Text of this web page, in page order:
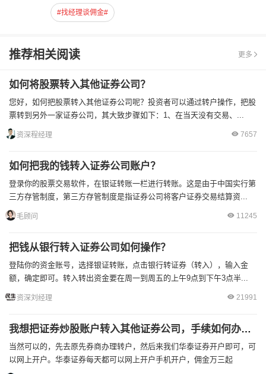
#找经理谈佣金#
推荐相关阅读 更多
如何将股票转入其他证券公司？
您好，如何把股票转入其他证券公司呢？投资者可以通过转户操作，把股
票转到另外一家证券公司，其大致步骤如下：1、在当天没有交易、...
资深程经理 7657
如何把我的钱转入证券公司账户？
登录你的股票交易软件，在银证转账一栏进行转账。这是由于中国实行第
三方存管制度，第三方存管制度是指证券公司将客户证券交易结算资...
毛顾问 11245
把钱从银行转入证券公司如何操作？
登陆你的资金账号，选择银证转账，点击银行转证券（转入），输入金
额，确定即可。转入转出资金要在周一到周五的上午9点到下午3点半...
资深刘经理 21991
我想把证券炒股账户转入其他证券公司，手续如何办理？
当然可以的，先去原先券商办理转户，然后来我们华泰证券开户即可，可
以网上开户。华泰证券每天都可以网上开户手机开户，佣金万三起